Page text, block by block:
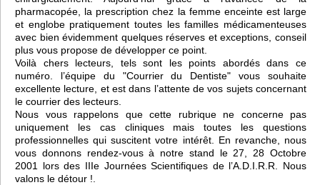
pharmacopée, la prescription chez la femme enceinte est large
et englobe pratiquement toutes les familles médicamenteuses
avec bien évidemment quelques réserves et exceptions, conseil
plus vous propose de développer ce point.
Voilà chers lecteurs, tels sont les points abordés dans ce
numéro. l’équipe du "Courrier du Dentiste" vous souhaite
excellente lecture, et est dans l’attente de vos sujets concernant
le courrier des lecteurs.
Nous vous rappelons que cette rubrique ne concerne pas
uniquement les cas cliniques mais toutes les questions
professionnelles qui suscitent votre intérêt. En revanche, nous
vous donnons rendez-vous à notre stand le 27, 28 Octobre
2001 lors des IIIe Journées Scientifiques de l’A.D.I.R.R. Nous
valons le détour !.